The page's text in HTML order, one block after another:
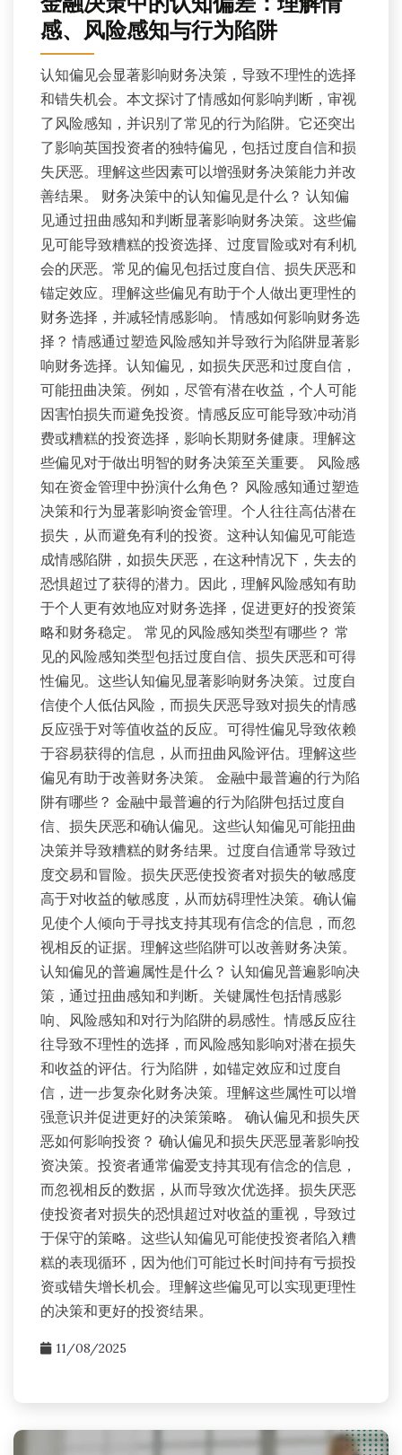
金融决策中的认知偏差：理解情
感、风险感知与行为陷阱
认知偏见会显著影响财务决策，导致不理性的选择
和错失机会。本文探讨了情感如何影响判断，审视
了风险感知，并识别了常见的行为陷阱。它还突出
了影响英国投资者的独特偏见，包括过度自信和损
失厌恶。理解这些因素可以增强财务决策能力并改
善结果。 财务决策中的认知偏见是什么？ 认知偏
见通过扭曲感知和判断显著影响财务决策。这些偏
见可能导致糟糕的投资选择、过度冒险或对有利机
会的厌恶。常见的偏见包括过度自信、损失厌恶和
锚定效应。理解这些偏见有助于个人做出更理性的
财务选择，并减轻情感影响。 情感如何影响财务选
择？ 情感通过塑造风险感知并导致行为陷阱显著影
响财务选择。认知偏见，如损失厌恶和过度自信，
可能扭曲决策。例如，尽管有潜在收益，个人可能
因害怕损失而避免投资。情感反应可能导致冲动消
费或糟糕的投资选择，影响长期财务健康。理解这
些偏见对于做出明智的财务决策至关重要。 风险感
知在资金管理中扮演什么角色？ 风险感知通过塑造
决策和行为显著影响资金管理。个人往往高估潜在
损失，从而避免有利的投资。这种认知偏见可能造
成情感陷阱，如损失厌恶，在这种情况下，失去的
恐惧超过了获得的潜力。因此，理解风险感知有助
于个人更有效地应对财务选择，促进更好的投资策
略和财务稳定。 常见的风险感知类型有哪些？ 常
见的风险感知类型包括过度自信、损失厌恶和可得
性偏见。这些认知偏见显著影响财务决策。过度自
信使个人低估风险，而损失厌恶导致对损失的情感
反应强于对等值收益的反应。可得性偏见导致依赖
于容易获得的信息，从而扭曲风险评估。理解这些
偏见有助于改善财务决策。 金融中最普遍的行为陷
阱有哪些？ 金融中最普遍的行为陷阱包括过度自
信、损失厌恶和确认偏见。这些认知偏见可能扭曲
决策并导致糟糕的财务结果。过度自信通常导致过
度交易和冒险。损失厌恶使投资者对损失的敏感度
高于对收益的敏感度，从而妨碍理性决策。确认偏
见使个人倾向于寻找支持其现有信念的信息，而忽
视相反的证据。理解这些陷阱可以改善财务决策。
认知偏见的普遍属性是什么？ 认知偏见普遍影响决
策，通过扭曲感知和判断。关键属性包括情感影
响、风险感知和对行为陷阱的易感性。情感反应往
往导致不理性的选择，而风险感知影响对潜在损失
和收益的评估。行为陷阱，如锚定效应和过度自
信，进一步复杂化财务决策。理解这些属性可以增
强意识并促进更好的决策策略。 确认偏见和损失厌
恶如何影响投资？ 确认偏见和损失厌恶显著影响投
资决策。投资者通常偏爱支持其现有信念的信息，
而忽视相反的数据，从而导致次优选择。损失厌恶
使投资者对损失的恐惧超过对收益的重视，导致过
于保守的策略。这些认知偏见可能使投资者陷入糟
糕的表现循环，因为他们可能过长时间持有亏损投
资或错失增长机会。理解这些偏见可以实现更理性
的决策和更好的投资结果。
11/08/2025